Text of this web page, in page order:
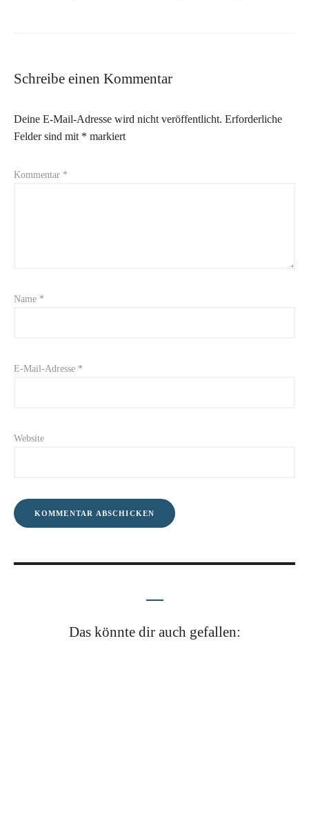
Schreibe einen Kommentar
Deine E-Mail-Adresse wird nicht veröffentlicht. Erforderliche
Felder sind mit * markiert
Kommentar *
Name *
E-Mail-Adresse *
Website
Das könnte dir auch gefallen: